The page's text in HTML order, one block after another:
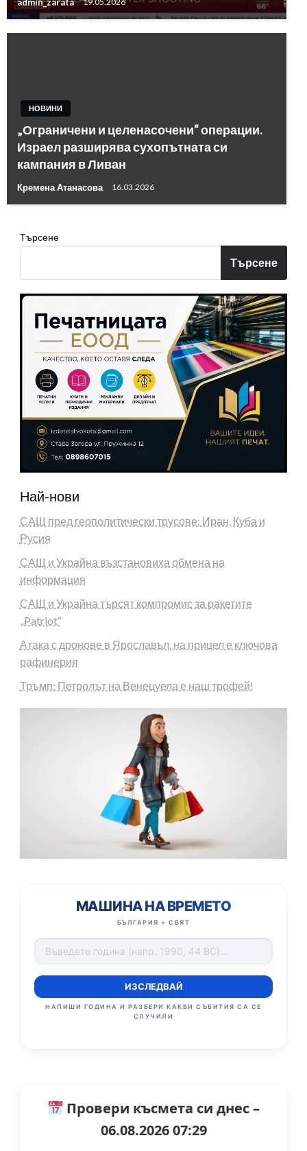
admin_zarata 19.05.2026
НОВИНИ
„Ограничени и целенасочени“ операции.
Израел разширява сухопътната си
кампания в Ливан
Кремена Атанасова 16.03.2026
Търсене
Търсене
Най-нови
САЩ пред геополитически трусове: Иран, Куба и
Русия
САЩ и Украйна възстановиха обмена на
информация
САЩ и Украйна търсят компромис за ракетите
„Patriot“
Атака с дронове в Ярославъл, на прицел е ключова
рафинерия
Тръмп: Петролът на Венецуела е наш трофей!
МАШИНА НА ВРЕМЕТО
БЪЛГАРИЯ + СВЯТ
ИЗСЛЕДВАЙ
НАПИШИ ГОДИНА И РАЗБЕРИ КАКВИ СЪБИТИЯ СА СЕ
СЛУЧИЛИ
Провери късмета си днес –
06.08.2026 07:29